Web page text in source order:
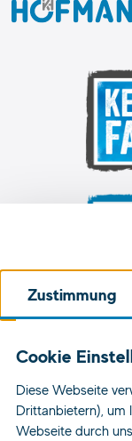
K.
Zustimmung
Cookie
Diese Webseite
Drittanbietern), um
Webseite durch